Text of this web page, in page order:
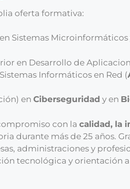
oferta formativa:
Sistemas Microinformáticos
en Desarrollo de
Informáticos en Red (
en Ciberseguridad y en
con la calidad, la
durante más de 25 años.
administraciones y
tecnológica y orientación